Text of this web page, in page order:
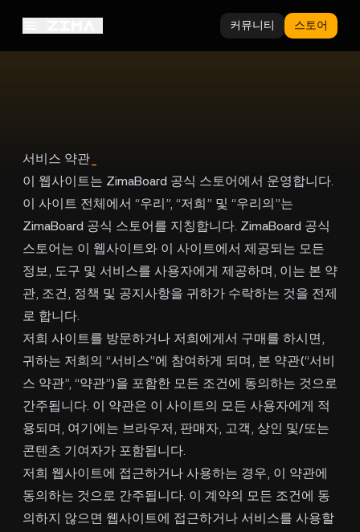
커뮤니티 스토어
서비스 약관
이 웹사이트는 ZimaBoard 공식 스토어에서 운영합니다.
이 사이트 전체에서 “우리”, “저희” 및 “우리의”는
ZimaBoard 공식 스토어를 지칭합니다. ZimaBoard 공식
스토어는 이 웹사이트와 이 사이트에서 제공되는 모든
정보, 도구 및 서비스를 사용자에게 제공하며, 이는 본 약
관, 조건, 정책 및 공지사항을 귀하가 수락하는 것을 전제
로 합니다.
저희 사이트를 방문하거나 저희에게서 구매를 하시면,
귀하는 저희의 “서비스”에 참여하게 되며, 본 약관(“서비
스 약관”, “약관”)을 포함한 모든 조건에 동의하는 것으로
간주됩니다. 이 약관은 이 사이트의 모든 사용자에게 적
용되며, 여기에는 브라우저, 판매자, 고객, 상인 및/또는
콘텐츠 기여자가 포함됩니다.
저희 웹사이트에 접근하거나 사용하는 경우, 이 약관에
동의하는 것으로 간주됩니다. 이 계약의 모든 조건에 동
의하지 않으면 웹사이트에 접근하거나 서비스를 사용할